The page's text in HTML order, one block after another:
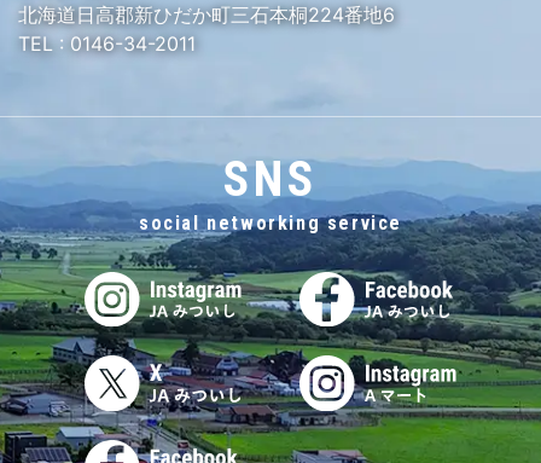
北海道日高郡新ひだか町三石本桐224番地6
TEL : 0146-34-2011
SNS
social networking service